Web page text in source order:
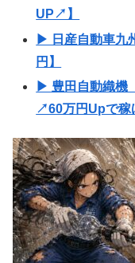
UP↗】
▶ 日産自動車九
円】
▶ 豊田自動織機
↗60万円Upで稼